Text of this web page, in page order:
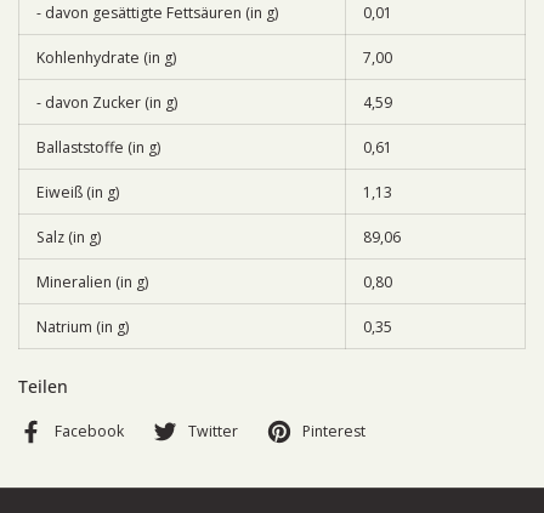
- davon gesättigte Fettsäuren (in g) 0,01
Kohlenhydrate (in g) 7,00
- davon Zucker (in g) 4,59
Ballaststoffe (in g) 0,61
Eiweiß (in g) 1,13
Salz (in g) 89,06
Mineralien (in g) 0,80
Natrium (in g) 0,35
Teilen
Facebook Twitter Pinterest